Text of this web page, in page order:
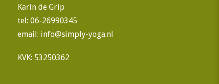
Karin de Grip
tel: 06-26990345
email: info@simply-yoga.nl
KVK: 53250362